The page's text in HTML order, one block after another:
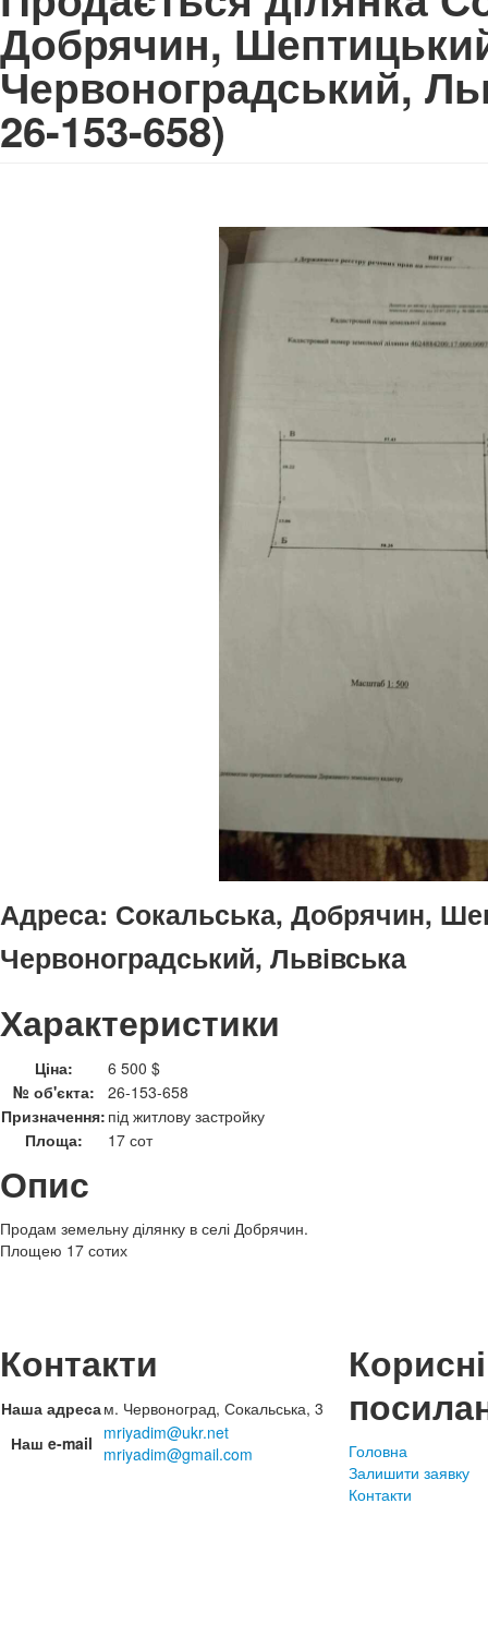
Добрячин,
Червоноградський,
26-153-658)
Адреса: Сокальська, Добрячин,
Червоноградський, Львівська
Характеристики
Ціна:
6 500 $
№ об'єкта:
26-153-658
Призначення: під житлову застройку
Площа:
17 сот
Опис
Продам земельну ділянку в селі Добрячин.
Площею 17 сотих
Контакти
Наша адресам. Червоноград, Сокальська, 3
Наш e-mail mriyadim@ukr.net
mriyadim@gmail.com
Корисні
Головна
Залишити заявку
Контакти